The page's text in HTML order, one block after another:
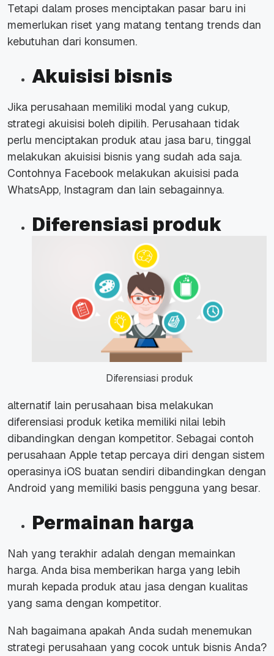
Tetapi dalam proses menciptakan pasar baru ini
memerlukan riset yang matang tentang trends dan
kebutuhan dari konsumen.
Akuisisi bisnis
Jika perusahaan memiliki modal yang cukup,
strategi akuisisi boleh dipilih. Perusahaan tidak
perlu menciptakan produk atau jasa baru, tinggal
melakukan akuisisi bisnis yang sudah ada saja.
Contohnya Facebook melakukan akuisisi pada
WhatsApp, Instagram dan lain sebagainnya.
Diferensiasi produk
Diferensiasi produk
alternatif lain perusahaan bisa melakukan
diferensiasi produk ketika memiliki nilai lebih
dibandingkan dengan kompetitor. Sebagai contoh
perusahaan Apple tetap percaya diri dengan sistem
operasinya iOS buatan sendiri dibandingkan dengan
Android yang memiliki basis pengguna yang besar.
Permainan harga
Nah yang terakhir adalah dengan memainkan
harga. Anda bisa memberikan harga yang lebih
murah kepada produk atau jasa dengan kualitas
yang sama dengan kompetitor.
Nah bagaimana apakah Anda sudah menemukan
strategi perusahaan yang cocok untuk bisnis Anda?